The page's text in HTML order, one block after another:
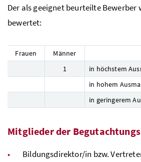
Der als geeignet beurteilte Bewerber
bewertet:
Frauen
Männer
1
in höchstem
in hohem
in geringerem
Mitglieder der
Bildungsdirektor/in bzw.